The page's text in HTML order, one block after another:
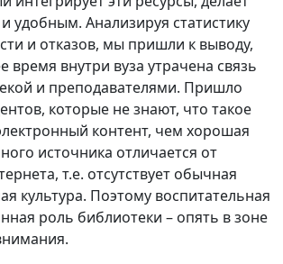
удобным. Анализируя статистику
и отказов, мы пришли к выводу,
время внутри вуза утрачена связь
и преподавателями. Пришло
которые не знают, что такое
контент, чем хорошая
источника отличается от
т.е. отсутствует обычная
культура. Поэтому воспитательная
роль библиотеки – опять в зоне